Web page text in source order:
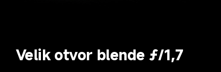
Velik otvor blende ƒ/1,7